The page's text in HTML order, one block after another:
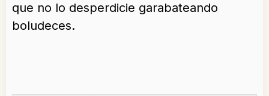
que no lo desperdicie garabateando
boludeces.